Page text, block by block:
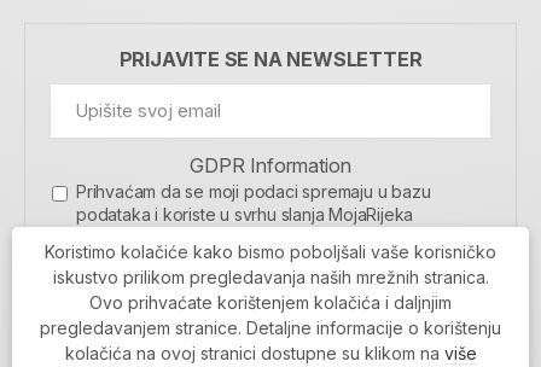
PRIJAVITE SE NA NEWSLETTER
GDPR Information
Prihvaćam da se moji podaci spremaju u bazu
podataka i koriste u svrhu slanja MojaRijeka
MOJARIJEKA NEWSLETTER
PRIJAVI SE
Koristimo kolačiće kako bismo poboljšali vaše korisničko
iskustvo prilikom pregledavanja naših mrežnih stranica.
Ovo prihvaćate korištenjem kolačića i daljnjim
pregledavanjem stranice. Detaljne informacije o korištenju
kolačića na ovoj stranici dostupne su klikom na više